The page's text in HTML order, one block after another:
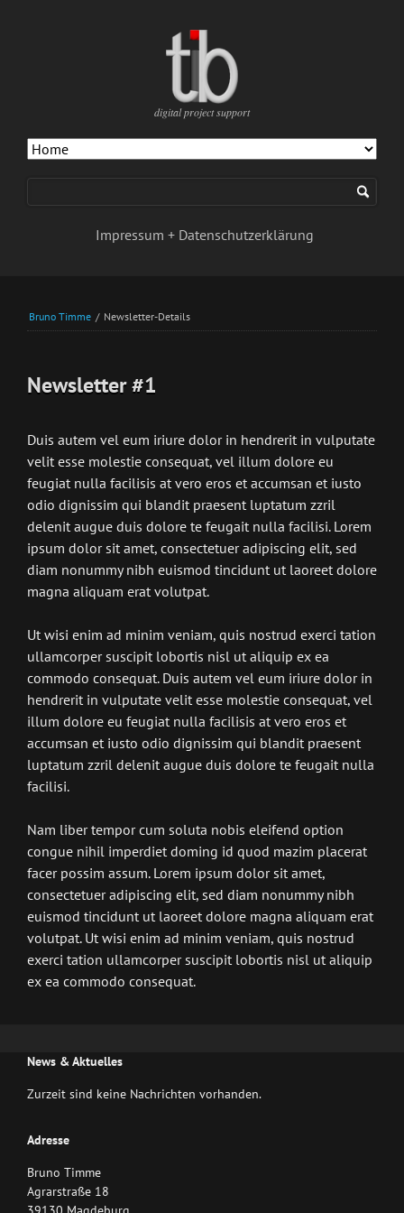
digital project support
Impressum + Datenschutzerklärung
Bruno Timme / Newsletter-Details
Newsletter #1
Duis autem vel eum iriure dolor in hendrerit in vulputate
velit esse molestie consequat, vel illum dolore eu
feugiat nulla facilisis at vero eros et accumsan et iusto
odio dignissim qui blandit praesent luptatum zzril
delenit augue duis dolore te feugait nulla facilisi. Lorem
ipsum dolor sit amet, consectetuer adipiscing elit, sed
diam nonummy nibh euismod tincidunt ut laoreet dolore
magna aliquam erat volutpat.
Ut wisi enim ad minim veniam, quis nostrud exerci tation
ullamcorper suscipit lobortis nisl ut aliquip ex ea
commodo consequat. Duis autem vel eum iriure dolor in
hendrerit in vulputate velit esse molestie consequat, vel
illum dolore eu feugiat nulla facilisis at vero eros et
accumsan et iusto odio dignissim qui blandit praesent
luptatum zzril delenit augue duis dolore te feugait nulla
facilisi.
Nam liber tempor cum soluta nobis eleifend option
congue nihil imperdiet doming id quod mazim placerat
facer possim assum. Lorem ipsum dolor sit amet,
consectetuer adipiscing elit, sed diam nonummy nibh
euismod tincidunt ut laoreet dolore magna aliquam erat
volutpat. Ut wisi enim ad minim veniam, quis nostrud
exerci tation ullamcorper suscipit lobortis nisl ut aliquip
ex ea commodo consequat.
News & Aktuelles
Zurzeit sind keine Nachrichten vorhanden.
Adresse
Bruno Timme
Agrarstraße 18